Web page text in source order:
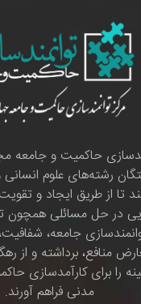
حاکمیت و جامعه
رشته‌های علوم
تا از طریق ایجاد و
در حل مسائلی
جامعه، شفافیت،
منافع، برداشته و از
را برای کارآمدسازی
مدنی فراهم آورند.